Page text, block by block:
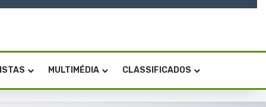
MULTIMÉDIA CLASSIFICADOS